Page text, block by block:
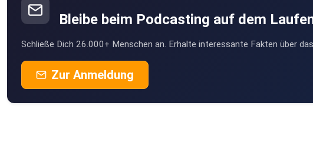
Bleibe beim Podcasting auf dem
Schließe Dich 26.000+ Menschen an. Erhalte interessante Fakten über
Zur Anmeldung